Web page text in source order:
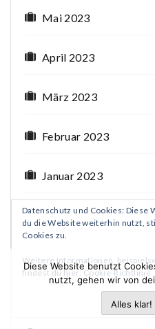
Mai 2023
April 2023
März 2023
Februar 2023
Januar 2023
Dezember 2022
November 2022
Oktober 2022
Datenschutz und Cookies: Diese
du die Website weiterhin nutzt,
Cookies zu.
Weitere Informationen,
findest du hier:Cookie-Richtlinie
Diese Website benutzt
nutzt, gehen wir von
Alles klar!